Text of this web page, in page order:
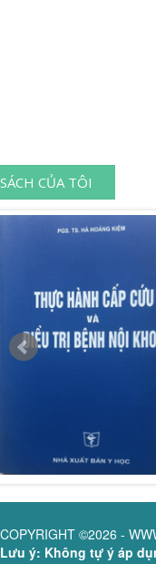
SÁCH CỦA TÔI
COPYRIGHT ©2026 -
Lưu ý: Không tự ý áp